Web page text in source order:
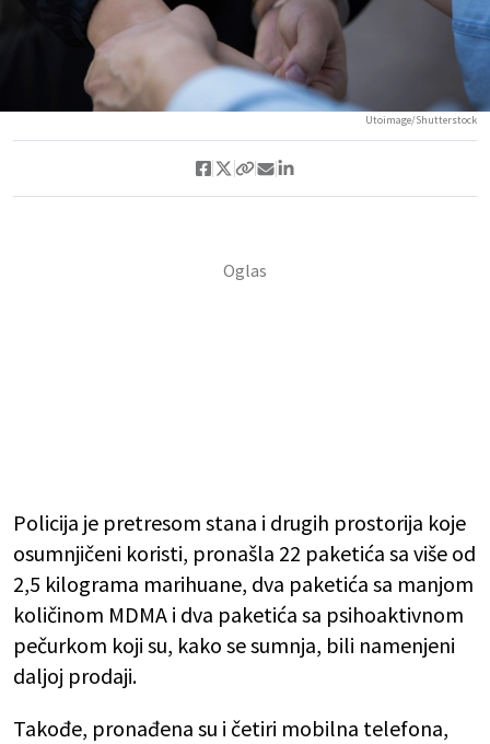
Utoimage/Shutterstock
Policija je pretresom stana i drugih prostorija koje
osumnjičeni koristi, pronašla 22 paketića sa više od
2,5 kilograma marihuane, dva paketića sa manjom
količinom MDMA i dva paketića sa psihoaktivnom
pečurkom koji su, kako se sumnja, bili namenjeni
daljoj prodaji.
Takođe, pronađena su i četiri mobilna telefona,